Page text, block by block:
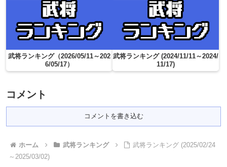
武将ランキング（2026/05/11～202
6/05/17）
武将ランキング (2024/11/11～2024/
11/17)
コメント
コメントを書き込む
ホーム 武将ランキング
武将ランキング (2025/02/24
～2025/03/02)